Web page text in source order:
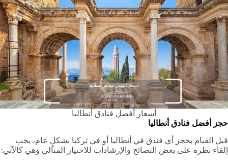
أسعار أفضل فنادق أنطاليا
حجز أفضل فنادق أنطاليا
قبل القيام بحجز أي فندق في أنطاليا أو في تركيا بشكلٍ عام، يجب
إلقاء نظرة على بعض النصائح والإرشادات للاختيار المثالي وهي كالآتي: